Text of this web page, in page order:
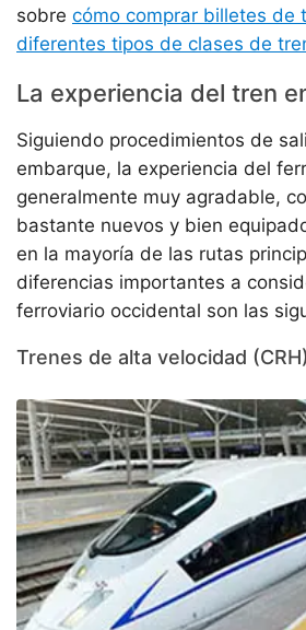
sobre cómo comprar billetes de
diferentes tipos de clases de
La experiencia del tren
Siguiendo procedimientos de
embarque, la experiencia del
generalmente muy agradable,
bastante nuevos y bien
en la mayoría de las rutas
diferencias importantes a
ferroviario occidental son las
Trenes de alta velocidad (CRH)